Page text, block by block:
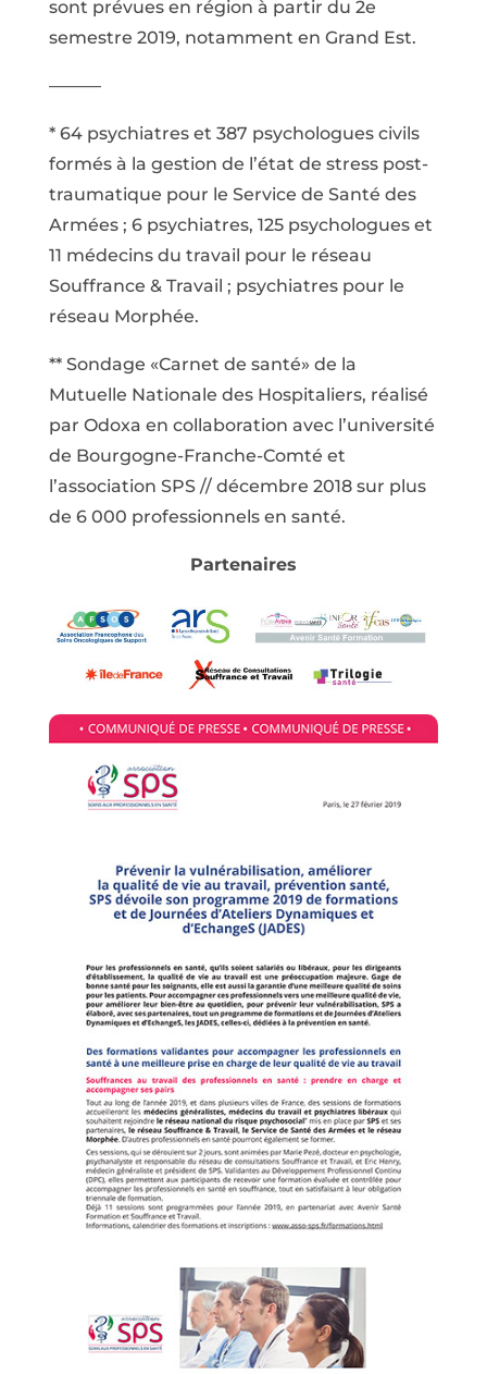
sont prévues en région à partir du 2e
semestre 2019, notamment en Grand Est.
———
* 64 psychiatres et 387 psychologues civils
formés à la gestion de l’état de stress post-
traumatique pour le Service de Santé des
Armées ; 6 psychiatres, 125 psychologues et
11 médecins du travail pour le réseau
Souffrance & Travail ; psychiatres pour le
réseau Morphée.
** Sondage «Carnet de santé» de la
Mutuelle Nationale des Hospitaliers, réalisé
par Odoxa en collaboration avec l’université
de Bourgogne-Franche-Comté et
l’association SPS // décembre 2018 sur plus
de 6 000 professionnels en santé.
Partenaires